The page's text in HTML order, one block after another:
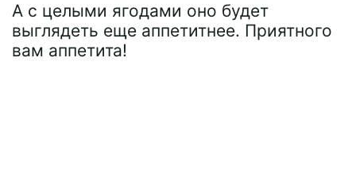
А с целыми ягодами оно будет
выглядеть еще аппетитнее. Приятного
вам аппетита!